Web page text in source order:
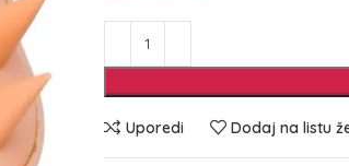
Uporedi Dodaj na listu